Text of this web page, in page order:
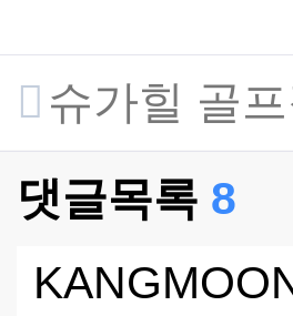
슈가힐 골
댓글목록 8